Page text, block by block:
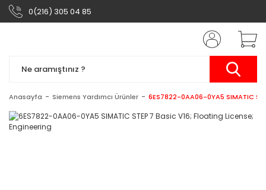
0(216) 305 04 85
Anasayfa Siemens Yardımcı Ürünler 6ES7822-0AA06-0YA5 SIMATIC